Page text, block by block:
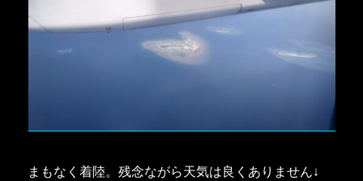
まもなく着陸。残念ながら天気は良くありません↓